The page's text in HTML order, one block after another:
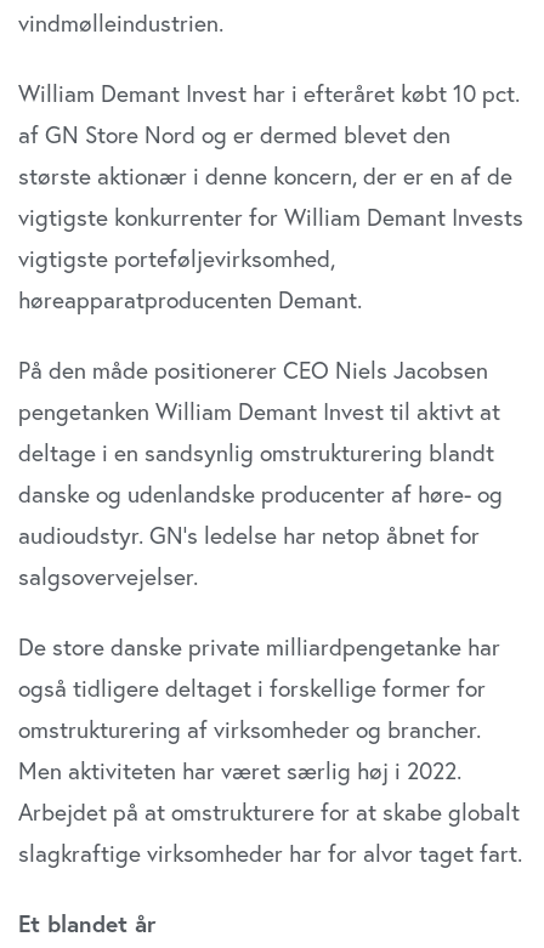
vindmølleindustrien.
William Demant Invest har i efteråret købt 10 pct.
af GN Store Nord og er dermed blevet den
største aktionær i denne koncern, der er en af de
vigtigste konkurrenter for William Demant Invests
vigtigste porteføljevirksomhed,
høreapparatproducenten Demant.
På den måde positionerer CEO Niels Jacobsen
pengetanken William Demant Invest til aktivt at
deltage i en sandsynlig omstrukturering blandt
danske og udenlandske producenter af høre- og
audioudstyr. GN’s ledelse har netop åbnet for
salgsovervejelser.
De store danske private milliardpengetanke har
også tidligere deltaget i forskellige former for
omstrukturering af virksomheder og brancher.
Men aktiviteten har været særlig høj i 2022.
Arbejdet på at omstrukturere for at skabe globalt
slagkraftige virksomheder har for alvor taget fart.
Et blandet år